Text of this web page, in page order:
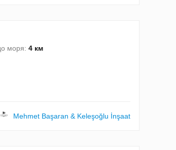
моря: 4 км
Mehmet Başaran & Keleşoğlu İnşaat